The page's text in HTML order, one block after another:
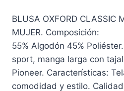
BLUSA OXFORD CLASSIC
MUJER. Composición:
55% Algodón 45%
sport, manga larga con
Pioneer. Características:
comodidad y estilo.